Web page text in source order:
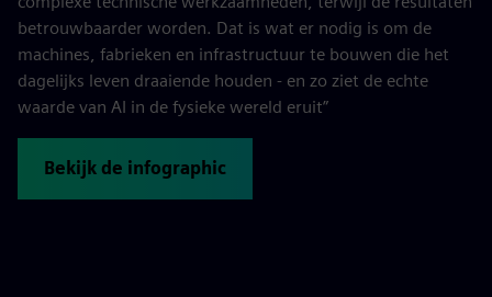
betrouwbaarder worden. Dat is wat er nodig is om de
machines, fabrieken en infrastructuur te bouwen die het
dagelijks leven draaiende houden - en zo ziet de echte
waarde van AI in de fysieke wereld eruit”
Bekijk de infographic